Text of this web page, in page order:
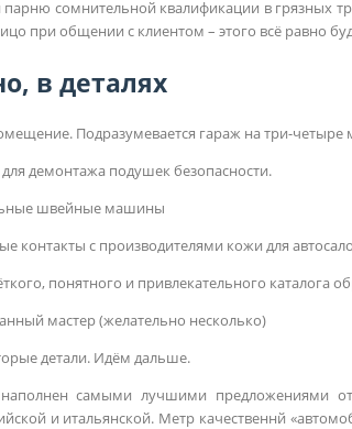
сомнительной квалификации в грязных
при общении с клиентом – этого всё равно
в деталях
Подразумевается гараж на три-
демонтажа подушек безопасности.
швейные машины
контакты с производителями кожи для
понятного и привлекательного каталога
мастер (желательно несколько)
детали. Идём дальше.
самыми лучшими предложениями
и итальянской. Метр качественнй